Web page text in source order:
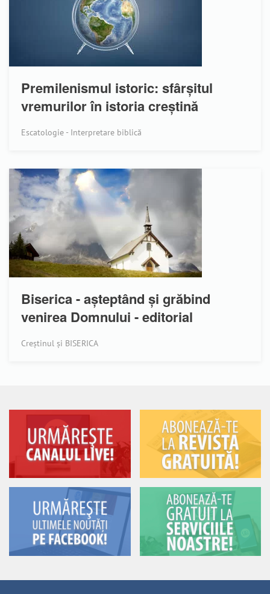
Premilenismul istoric: sfârșitul
vremurilor în istoria creștină
Escatologie - Interpretare biblică
Biserica - așteptând și grăbind
venirea Domnului - editorial
Creștinul și BISERICA